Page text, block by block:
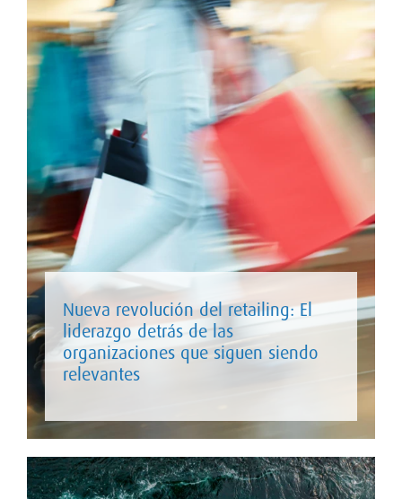
Nueva revolución del retailing: El
liderazgo detrás de las
organizaciones que siguen siendo
relevantes